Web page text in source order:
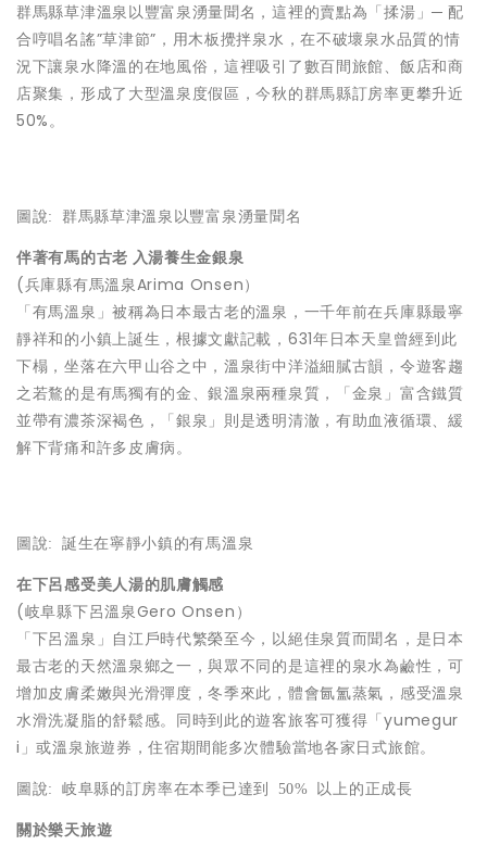
群馬縣草津溫泉以豐富泉湧量聞名，這裡的賣點為「揉湯」─ 配
合哼唱名謠”草津節”，用木板攪拌泉水，在不破壞泉水品質的情
況下讓泉水降溫的在地風俗，這裡吸引了數百間旅館、飯店和商
店聚集，形成了大型溫泉度假區，今秋的群馬縣訂房率更攀升近
50%。
圖說: 群馬縣草津溫泉以豐富泉湧量聞名
伴著有馬的古老 入湯養生金銀泉
(兵庫縣有馬溫泉Arima Onsen）
「有馬溫泉」被稱為日本最古老的溫泉，一千年前在兵庫縣最寧
靜祥和的小鎮上誕生，根據文獻記載，631年日本天皇曾經到此
下榻，坐落在六甲山谷之中，溫泉街中洋溢細膩古韻，令遊客趨
之若鶩的是有馬獨有的金、銀溫泉兩種泉質，「金泉」富含鐵質
並帶有濃茶深褐色，「銀泉」則是透明清澈，有助血液循環、緩
解下背痛和許多皮膚病。
圖說: 誕生在寧靜小鎮的有馬溫泉
在下呂感受美人湯的肌膚觸感
(岐阜縣下呂溫泉Gero Onsen）
「下呂溫泉」自江戶時代繁榮至今，以絕佳泉質而聞名，是日本
最古老的天然溫泉鄉之一，與眾不同的是這裡的泉水為鹼性，可
增加皮膚柔嫩與光滑彈度，冬季來此，體會氤氳蒸氣，感受溫泉
水滑洗凝脂的舒鬆感。同時到此的遊客旅客可獲得「yumegur
i」或溫泉旅遊券，住宿期間能多次體驗當地各家日式旅館。
圖說: 岐阜縣的訂房率在本季已達到 50% 以上的正成長
關於樂天旅遊